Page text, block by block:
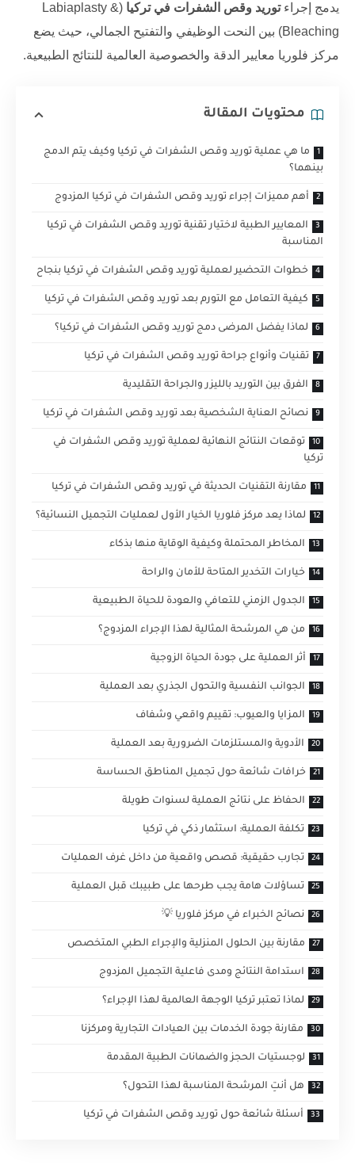
يدمج إجراءتوريد وقص الشفرات في تركيا
(Labiaplasty &
Bleaching) بين النحت الوظيفي والتفتيح الجمالي، حيث يضع
مركز فلوريا معايير الدقة والخصوصية العالمية للنتائج الطبيعية.
محتويات المقالة
ما هي عملية توريد وقص الشفرات في تركيا وكيف يتم الدمج
بينهما؟
أهم مميزات إجراء توريد وقص الشفرات في تركيا المزدوج
المعايير الطبية لاختيار تقنية توريد وقص الشفرات في تركيا
المناسبة
خطوات التحضير لعملية توريد وقص الشفرات في تركيا بنجاح
كيفية التعامل مع التورم بعد توريد وقص الشفرات في تركيا
لماذا يفضل المرضى دمج توريد وقص الشفرات في تركيا؟
تقنيات وأنواع جراحة توريد وقص الشفرات في تركيا
الفرق بين التوريد بالليزر والجراحة التقليدية
نصائح العناية الشخصية بعد توريد وقص الشفرات في تركيا
توقعات النتائج النهائية لعملية توريد وقص الشفرات في
تركيا
مقارنة التقنيات الحديثة في توريد وقص الشفرات في تركيا
لماذا يعد مركز فلوريا الخيار الأول لعمليات التجميل النسائية؟
المخاطر المحتملة وكيفية الوقاية منها بذكاء
خيارات التخدير المتاحة للأمان والراحة
الجدول الزمني للتعافي والعودة للحياة الطبيعية
من هي المرشحة المثالية لهذا الإجراء المزدوج؟
أثر العملية على جودة الحياة الزوجية
الجوانب النفسية والتحول الجذري بعد العملية
المزايا والعيوب: تقييم واقعي وشفاف
الأدوية والمستلزمات الضرورية بعد العملية
خرافات شائعة حول تجميل المناطق الحساسة
الحفاظ على نتائج العملية لسنوات طويلة
تكلفة العملية: استثمار ذكي في تركيا
تجارب حقيقية: قصص واقعية من داخل غرف العمليات
تساؤلات هامة يجب طرحها على طبيبك قبل العملية
نصائح الخبراء في مركز فلوريا 💡
مقارنة بين الحلول المنزلية والإجراء الطبي المتخصص
استدامة النتائج ومدى فاعلية التجميل المزدوج
لماذا تعتبر تركيا الوجهة العالمية لهذا الإجراء؟
مقارنة جودة الخدمات بين العيادات التجارية ومركزنا
لوجستيات الحجز والضمانات الطبية المقدمة
هل أنتِ المرشحة المناسبة لهذا التحول؟
أسئلة شائعة حول توريد وقص الشفرات في تركيا